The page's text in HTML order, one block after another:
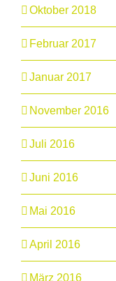
Oktober 2018
Februar 2017
Januar 2017
November 2016
Juli 2016
Juni 2016
Mai 2016
April 2016
März 2016